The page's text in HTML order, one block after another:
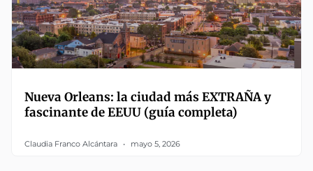
Nueva Orleans: la ciudad más EXTRAÑA y
fascinante de EEUU (guía completa)
Claudia Franco Alcántara mayo 5, 2026